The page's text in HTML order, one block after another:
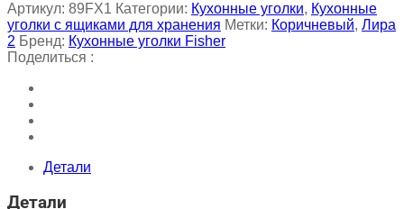
Артикул: 89FX1 Категории: Кухонные уголки, Кухонные
уголки с ящиками для хранения Метки: Коричневый, Лира
2 Бренд: Кухонные уголки Fisher
Поделиться :
Детали
Детали